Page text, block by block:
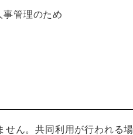
管理のため
ん。共同利用が行われる